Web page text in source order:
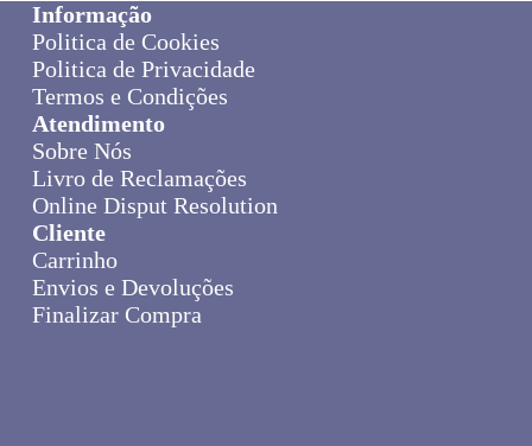
Informação
Politica de Cookies
Politica de Privacidade
Termos e Condições
Atendimento
Sobre Nós
Livro de Reclamações
Online Disput Resolution
Cliente
Carrinho
Envios e Devoluções
Finalizar Compra